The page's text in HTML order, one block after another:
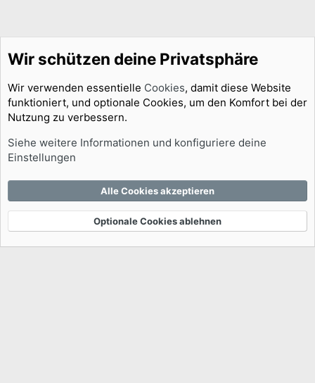
Foren Homevideo & Co. Das aktuelle TV-Programm
Cookies
Start
S
Community platform by XenForo® © 2010-2026 XenForo Ltd.|This product
uses the TMDB API but is not endorsed or certified by TMDB
s9e/MediaSites
Wir schützen deine Privatsphäre
Wir verwenden essentielle Cookies, damit diese Website
funktioniert, und optionale Cookies, um den Komfort bei der
Nutzung zu verbessern.
Siehe weitere Informationen und konfiguriere deine
Einstellungen
Alle Cookies akzeptieren
Optionale Cookies ablehnen